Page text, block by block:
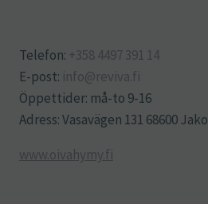
Telefon: +358 4497 391 14
E-post: info@reviva.fi
Öppettider: må-to 9-16
Adress: Vasavägen 131 68600
www.oivahymy.fi